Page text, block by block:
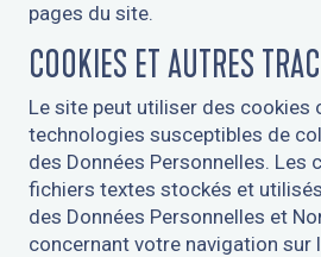
pages du site.
COOKIES ET AUTRES
Le site peut utiliser des cookies
technologies susceptibles de
des Données Personnelles. Les
fichiers textes stockés et
des Données Personnelles et
concernant votre navigation sur